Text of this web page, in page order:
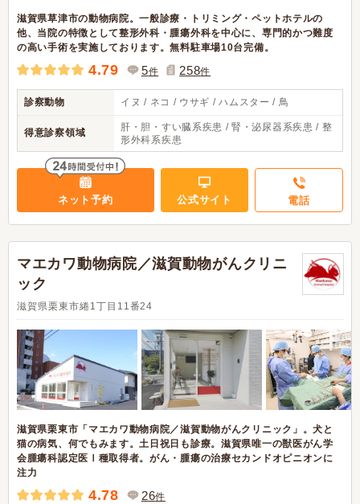
滋賀県草津市の動物病院。一般診療・トリミング・ペットホテルの
他、当院の特徴として整形外科・腫瘍外科を中心に、専門的かつ難度
の高い手術を実施しております。無料駐車場10台完備。
4.79 5件 258件
診察動物 イヌ / ネコ / ウサギ / ハムスター / 鳥
得意診察領域
肝・胆・すい臓系疾患 / 腎・泌尿器系疾患 / 整
形外科系疾患
ネット予約 公式サイト 電話
マエカワ動物病院／滋賀動物がんクリニ
ック
滋賀県栗東市綣1丁目11番24
滋賀県栗東市「マエカワ動物病院／滋賀動物がんクリニック」。犬と
猫の病気、何でもみます。土日祝日も診療。滋賀県唯一の獣医がん学
会腫瘍科認定医Ⅰ種取得者。がん・腫瘍の治療セカンドオピニオンに
注力
4.78 26件